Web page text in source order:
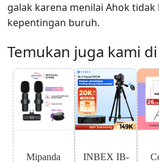
galak karena menilai Ahok
kepentingan buruh.
Temukan juga kami di
Mipanda
INBEX IB-